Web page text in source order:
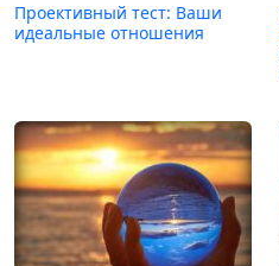
Проективный тест: Ваши
идеальные отношения